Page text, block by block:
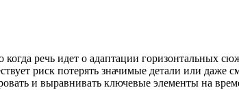
речь идет о адаптации горизонтальных
риск потерять значимые детали или даже
и выравнивать ключевые элементы на